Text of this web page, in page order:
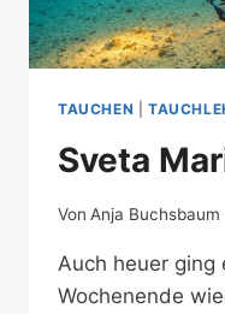
TAUCHEN
Sveta
Von Anja Buchsbaum
Auch heuer ging
Wochenende